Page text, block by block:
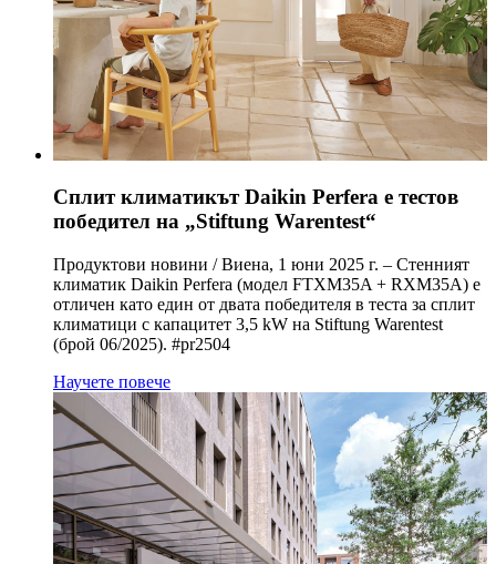
Сплит климатикът Daikin Perfera е тестов
победител на „Stiftung Warentest“
Продуктови новини / Виена, 1 юни 2025 г. – Стенният
климатик Daikin Perfera (модел FTXM35A + RXM35A) е
отличен като един от двата победителя в теста за сплит
климатици с капацитет 3,5 kW на Stiftung Warentest
(брой 06/2025). #pr2504
Научете повече